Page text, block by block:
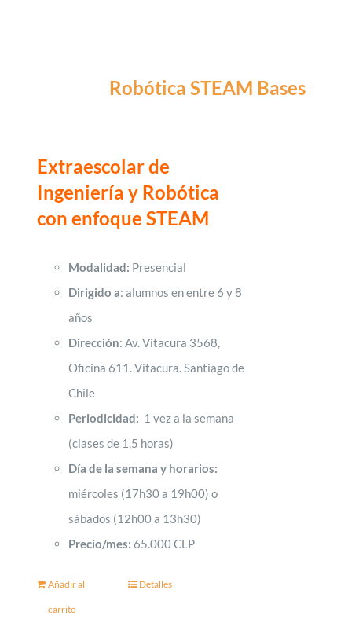
Robótica STEAM Bases
Extraescolar de
Ingeniería y Robótica
con enfoque STEAM
Modalidad: Presencial
Dirigido a: alumnos en entre 6 y 8
años
Dirección: Av. Vitacura 3568,
Oficina 611. Vitacura. Santiago de
Chile
Periodicidad: 1 vez a la semana
(clases de 1,5 horas)
Día de la semana y horarios:
miércoles (17h30 a 19h00) o
sábados (12h00 a 13h30)
Precio/mes: 65.000 CLP
Añadir al
carrito
Detalles